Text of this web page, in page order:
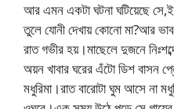
আর এমন একটা ঘটনা ঘটিয়েছে
তুলে যোনী দেখায় কোনো মা?আর
রাত গভীর হয়।মাছেলে দুজনে
অয়ন খাবার ঘরের এঁটো ডিশ বাসন
মধুরিমা।রাত বারোটা ঘুম আসে না